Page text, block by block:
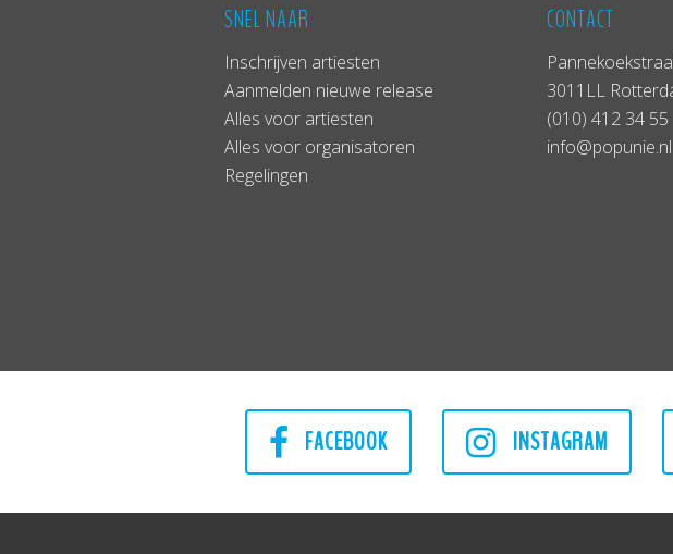
SNEL NAAR
Inschrijven artiesten
Aanmelden nieuwe release
Alles voor artiesten
Alles voor organisatoren
Regelingen
CONTACT
3011LL
(010) 412 34 55
info@popunie.nl
FACEBOOK INSTAGRAM